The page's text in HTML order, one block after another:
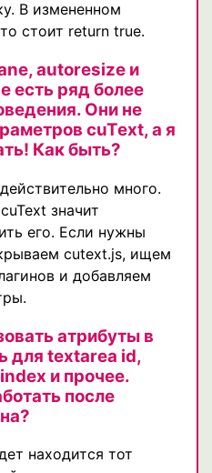
В измененном
стоит return true.
autoresize и
есть ряд более
Они не
cuText, а я
Как быть?
много.
значит
его. Если нужны
cutext.js, ищем
и добавляем
атрибуты в
для textarea id,
и прочее.
после
находится тот